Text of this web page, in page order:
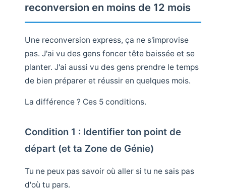
reconversion en moins de 12 mois
Une reconversion express, ça ne s'improvise
pas. J'ai vu des gens foncer tête baissée et se
planter. J'ai aussi vu des gens prendre le temps
de bien préparer et réussir en quelques mois.
La différence ? Ces 5 conditions.
Condition 1 : Identifier ton point de
départ (et ta Zone de Génie)
Tu ne peux pas savoir où aller si tu ne sais pas
d'où tu pars.